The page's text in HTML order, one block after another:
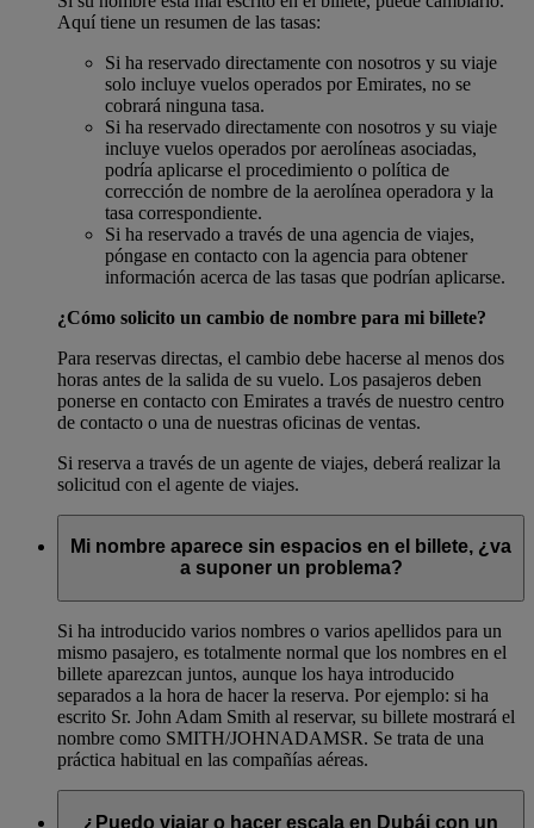
Aquí tiene un resumen de las tasas:
Si ha reservado directamente con nosotros y su viaje
solo incluye vuelos operados por Emirates, no se
cobrará ninguna tasa.
Si ha reservado directamente con nosotros y su viaje
incluye vuelos operados por aerolíneas asociadas,
podría aplicarse el procedimiento o política de
corrección de nombre de la aerolínea operadora y la
tasa correspondiente.
Si ha reservado a través de una agencia de viajes,
póngase en contacto con la agencia para obtener
información acerca de las tasas que podrían aplicarse.
¿Cómo solicito un cambio de nombre para mi billete?
Para reservas directas, el cambio debe hacerse al menos dos
horas antes de la salida de su vuelo. Los pasajeros deben
ponerse en contacto con Emirates a través de nuestro centro
de contacto o una de nuestras oficinas de ventas.
Si reserva a través de un agente de viajes, deberá realizar la
solicitud con el agente de viajes.
Mi nombre aparece sin espacios en el billete, ¿va
a suponer un problema?
Si ha introducido varios nombres o varios apellidos para un
mismo pasajero, es totalmente normal que los nombres en el
billete aparezcan juntos, aunque los haya introducido
separados a la hora de hacer la reserva. Por ejemplo: si ha
escrito Sr. John Adam Smith al reservar, su billete mostrará el
nombre como SMITH/JOHNADAMSR. Se trata de una
práctica habitual en las compañías aéreas.
¿Puedo viajar o hacer escala en Dubái con un